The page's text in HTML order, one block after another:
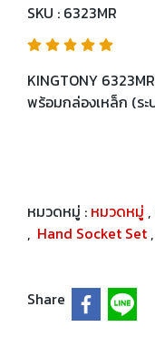
SKU : 6323MR
KINGTONY
พร้อมกล่องเหล็ก (ร
หมวดหมู่ : หมวดหมู่ ,
, Hand Socket Set ,
Share